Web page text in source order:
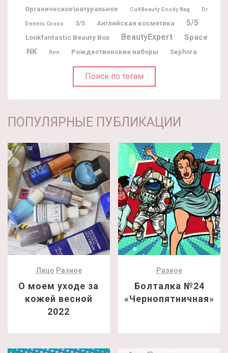
Органическое\натуральное
CultBeauty Goody Bag
Dr
Dennis Gross
3/5 Английская косметика 5/5
Lookfantastic Beauty Box BeautyExpert
Space
NK
Ren Рождественские наборы Sephora
Поиск по тегам
ПОПУЛЯРНЫЕ ПУБЛИКАЦИИ
Лицо Разное
О моем уходе за
кожей весной
2022
Разное
Болталка №24
«Чернопятничная»